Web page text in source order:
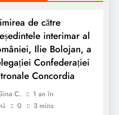
de către
interimar al
Ilie Bolojan, a
Confederației
Concordia
C.
1 an în
0 3 mins